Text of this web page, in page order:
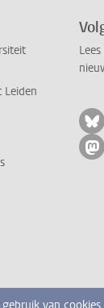
Leiden